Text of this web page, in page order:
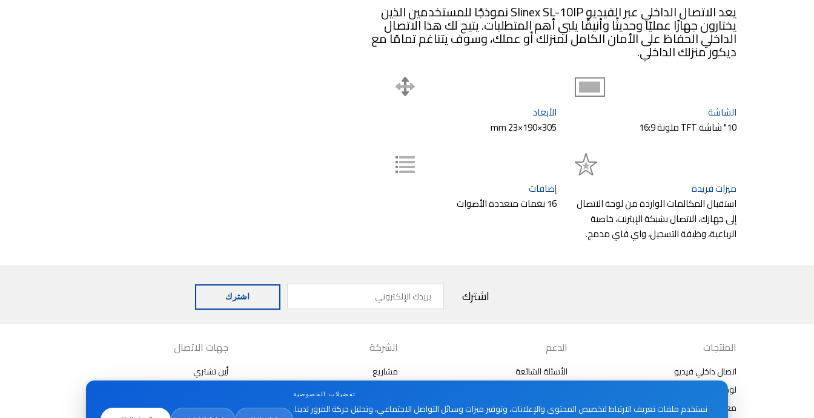
يعد الاتصال الداخلي عبر الفيديو Slinex SL-10IP نموذجًا للمستخدمين الذين
يختارون جهازًا عمليًا وحديثًا وأنيقًا يلبي أهم المتطلبات. يتيح لك هذا الاتصال
الداخلي الحفاظ على الأمان الكامل لمنزلك أو عملك، وسوف يتناغم تمامًا مع
ديكور منزلك الداخلي.
الشاشة
10" شاشة TFT ملونة 16:9
الأبعاد
305×190×23 mm
ميزات فريدة
استقبال المكالمات الواردة من لوحة الاتصال
إلى جهازك، الاتصال بشبكة الإيثرنت، خاصية
الرباعية، وظيفة التسجيل، واي فاي مدمج.
إضافات
16 نغمات متعددة الأصوات
اشترك بريدك
الإلكتروني اشترك
المنتجات
اتصال داخلي فيديو
لوحات خارجية
معدات أخرى
الدعم
الأسئلة الشائعة
الشركة
مشاريع
الأخبار
جهات الاتصال
أين تشتري
تفضيلات الخصوصية
نستخدم ملفات تعريف الارتباط لتخصيص المحتوى والإعلانات، وتوفير ميزات وسائل التواصل الاجتماعي، وتحليل حركة المرور لدينا.